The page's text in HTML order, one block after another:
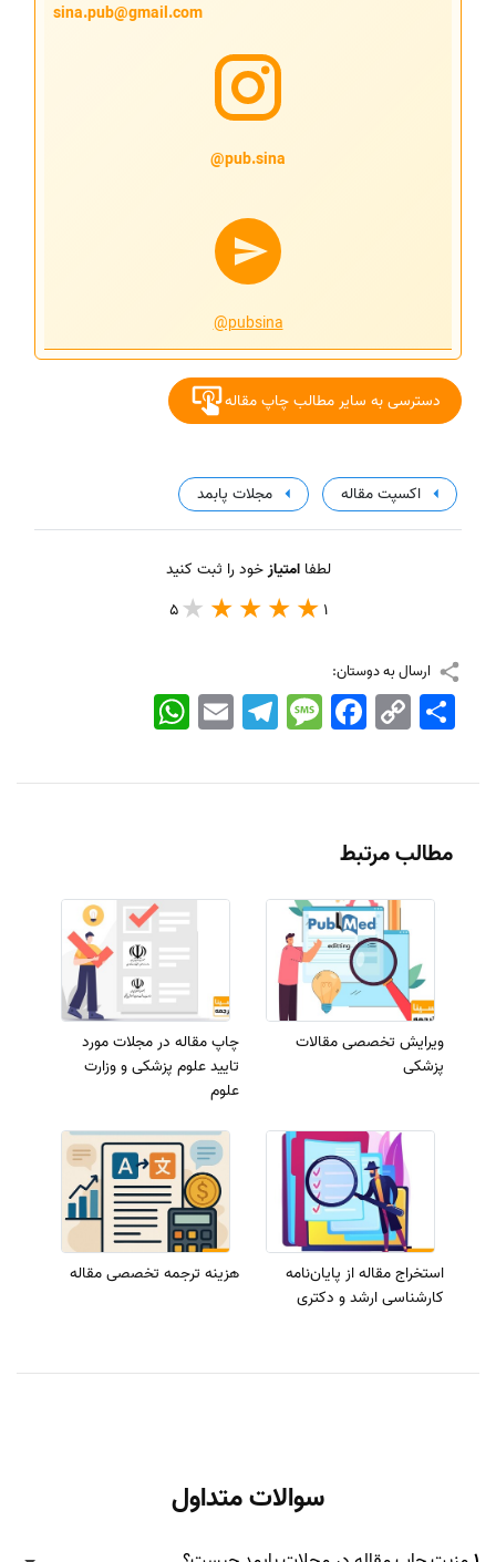
sina.pub@gmail.com
pub.sina@
@pubsina
دسترسی به سایر مطالب چاپ مقاله
اکسپت مقاله مجلات پابمد
لطفاامتیازخود را ثبت کنید
1
5
ارسال به دوستان:
WhatsApp EmailTelegramMessageFacebook Copy
Link
اشتراک
مطالب مرتبط
ویرایش تخصصی مقالات
پزشکی
چاپ مقاله در مجلات مورد
تایید علوم پزشکی و وزارت
علوم
استخراج مقاله از پایان‌نامه
کارشناسی ارشد و دکتری
هزینه ترجمه تخصصی مقاله
سوالات متداول